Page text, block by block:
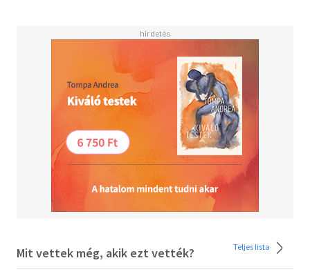
Mit vettek még, akik ezt vették? Teljes lista